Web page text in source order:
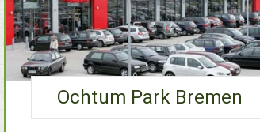
Ochtum Park Bremen